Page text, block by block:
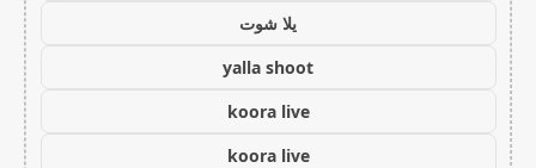
يلا شوت
yalla shoot
koora live
koora live